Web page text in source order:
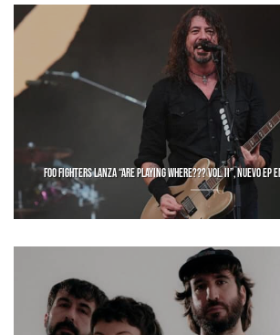
FOO FIGHTERS LANZA “ARE PLAYING WHERE??? VOL. II”, NUEVO EP